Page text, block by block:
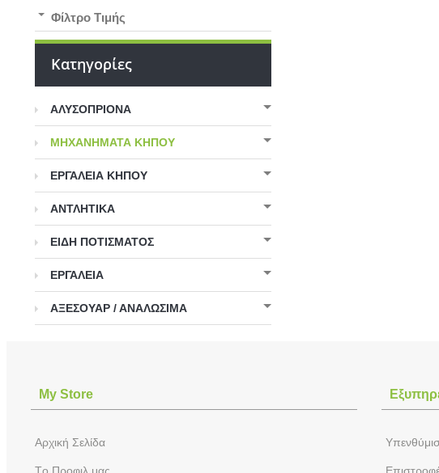
Φίλτρο Τιμής
Κατηγορίες
ΑΛΥΣΟΠΡΙΟΝΑ
ΜΗΧΑΝΗΜΑΤΑ ΚΗΠΟΥ
ΕΡΓΑΛΕΙΑ ΚΗΠΟΥ
ΑΝΤΛΗΤΙΚΑ
ΕΙΔΗ ΠΟΤΙΣΜΑΤΟΣ
ΕΡΓΑΛΕΙΑ
ΑΞΕΣΟΥΑΡ / ΑΝΑΛΩΣΙΜΑ
Μy Store
Aρχική Σελίδα
Tο Προφιλ μας